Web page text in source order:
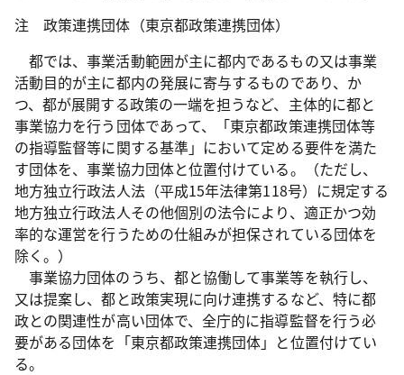
注
政策連携団体（東京都政策連携団体）
都では、事業活動範囲が主に都内であるもの又は事業
活動目的が主に都内の発展に寄与するものであり、か
つ、都が展開する政策の一端を担うなど、主体的に都と
事業協力を行う団体であって、「東京都政策連携団体等
の指導監督等に関する基準」において定める要件を満た
す団体を、事業協力団体と位置付けている。（ただし、
地方独立行政法人法（平成15年法律第118号）に規定する
地方独立行政法人その他個別の法令により、適正かつ効
率的な運営を行うための仕組みが担保されている団体を
除く。）
事業協力団体のうち、都と協働して事業等を執行し、
又は提案し、都と政策実現に向け連携するなど、特に都
政との関連性が高い団体で、全庁的に指導監督を行う必
要がある団体を「東京都政策連携団体」と位置付けてい
る。